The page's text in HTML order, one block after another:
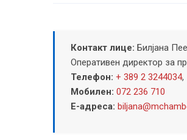
Контакт лице: Билјана
Оперативен директор за
Телефон: + 389 2 3244034,
Мобилен: 072 236 710
Е-адреса: